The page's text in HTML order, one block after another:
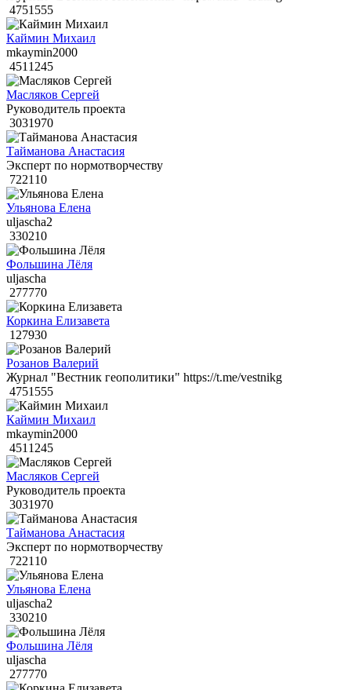
4751555
Каймин Михаил
mkaymin2000
4511245
Масляков Сергей
Руководитель проекта
3031970
Тайманова Анастасия
Эксперт по нормотворчеству
722110
Ульянова Елена
uljascha2
330210
Фольшина Лёля
uljascha
277770
Коркина Елизавета
127930
Розанов Валерий
Журнал "Вестник геополитики" https://t.me/vestnikg
4751555
Каймин Михаил
mkaymin2000
4511245
Масляков Сергей
Руководитель проекта
3031970
Тайманова Анастасия
Эксперт по нормотворчеству
722110
Ульянова Елена
uljascha2
330210
Фольшина Лёля
uljascha
277770